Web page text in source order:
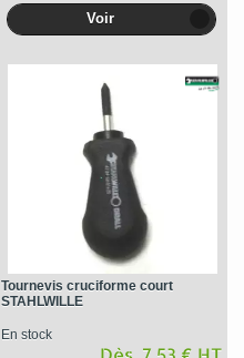
Voir
Tournevis cruciforme court
STAHLWILLE
En stock